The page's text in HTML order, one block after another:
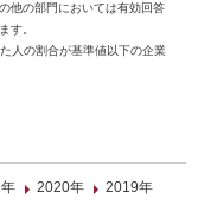
他の部門においては有効回答
す。
人の割合が基準値以下の企業
2020年
2019年